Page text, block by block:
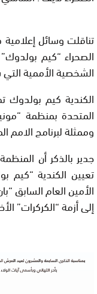
تناقلت وسائل
الصحراء “كيم
الشخصية الأممية
الكندية كيم بولدوك
المتحدة بمنظمة
وممثلة لبرنامج الامم
جدير بالذكر أن
الأمين العام السابق
إلى أزمة “الكركرات”